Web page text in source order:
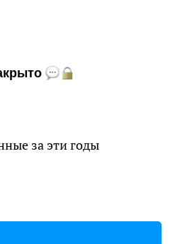
за эти годы